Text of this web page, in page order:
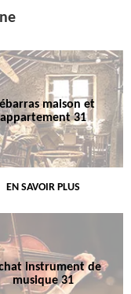
maison et
appartement 31
EN SAVOIR PLUS
instrument de
musique 31